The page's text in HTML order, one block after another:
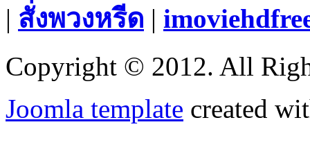
| สั่งพวงหรีด |
Copyright © 2012. All
Joomla template created